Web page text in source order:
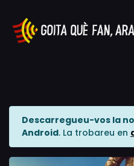
Descarregueu-vos la
Android. La trobareu en